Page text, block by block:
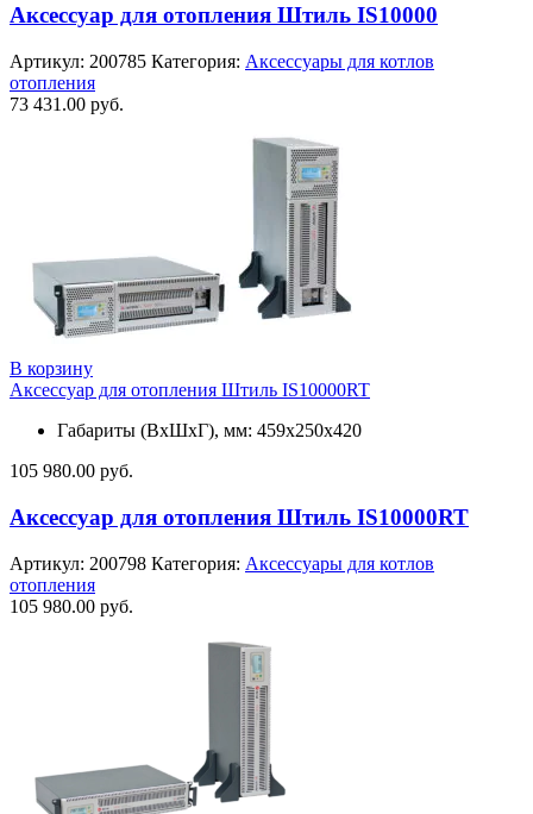
Аксессуар для отопления Штиль IS10000
Артикул: 200785 Категория: Аксессуары для котлов
отопления
73 431.00 руб.
В корзину
Аксессуар для отопления Штиль IS10000RT
Габариты (ВхШхГ), мм: 459х250х420
105 980.00 руб.
Аксессуар для отопления Штиль IS10000RT
Артикул: 200798 Категория: Аксессуары для котлов
отопления
105 980.00 руб.